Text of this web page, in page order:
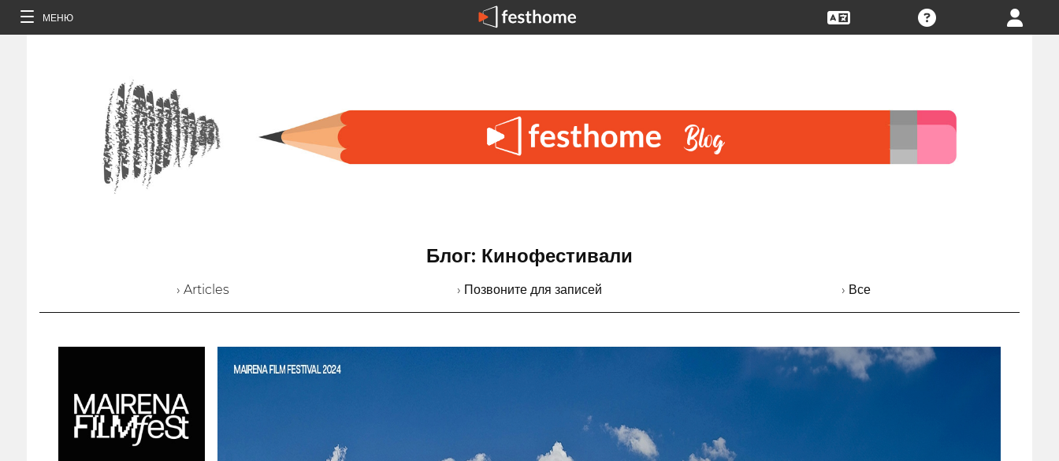
МЕНЮ
Блог: Кинофестивали
› Articles › Позвоните для записей › Все